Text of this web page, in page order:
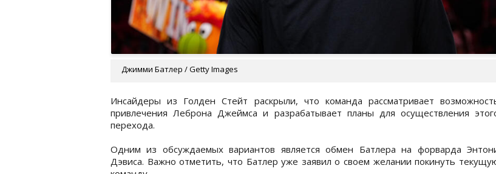
Джимми Батлер / Getty Images
Инсайдеры из Голден Стейт раскрыли, что команда рассматривает
привлечения Леброна Джеймса и разрабатывает планы для осуществления
перехода.
Одним из обсуждаемых вариантов является обмен Батлера на форварда
Дэвиса. Важно отметить, что Батлер уже заявил о своем желании покинуть